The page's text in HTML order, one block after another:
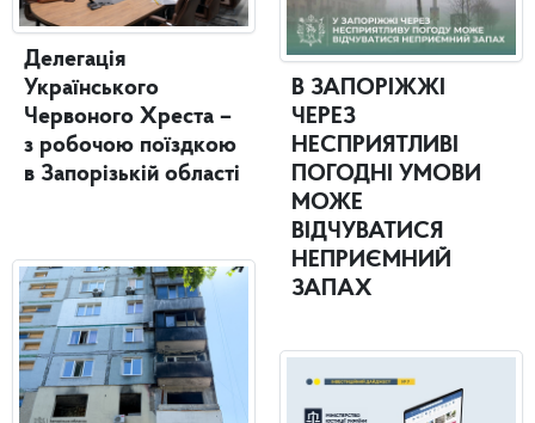
Делегація
Українського
Червоного Хреста –
з робочою поїздкою
в Запорізькій області
В ЗАПОРІЖЖІ
ЧЕРЕЗ
НЕСПРИЯТЛИВІ
ПОГОДНІ УМОВИ
МОЖЕ
ВІДЧУВАТИСЯ
НЕПРИЄМНИЙ
ЗАПАХ